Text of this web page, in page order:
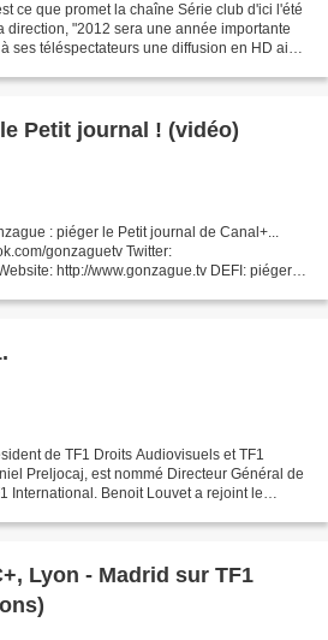
ce que promet la chaîne Série club d'ici l'été
direction, "2012 sera une année importante
ses téléspectateurs une diffusion en HD ainsi
Petit journal ! (vidéo)
: piéger le Petit journal de Canal+...
gonzaguetv Twitter:
http://www.gonzague.tv DEFI: piéger le
de TF1 Droits Audiovisuels et TF1
Preljocaj, est nommé Directeur Général de
International. Benoit Louvet a rejoint le
Lyon - Madrid sur TF1